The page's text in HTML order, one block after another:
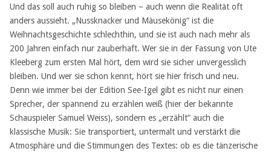
Und das soll auch ruhig so bleiben – auch wenn die Realität oft
anders aussieht. „Nussknacker und Mäusekönig“ ist die
Weihnachtsgeschichte schlechthin, und sie ist auch nach mehr als
200 Jahren einfach nur zauberhaft. Wer sie in der Fassung von Ute
Kleeberg zum ersten Mal hört, dem wird sie sicher unvergesslich
bleiben. Und wer sie schon kennt, hört sie hier frisch und neu.
Denn wie immer bei der Edition See-Igel gibt es nicht nur einen
Sprecher, der spannend zu erzählen weiß (hier der bekannte
Schauspieler Samuel Weiss), sondern es „erzählt“ auch die
klassische Musik: Sie transportiert, untermalt und verstärkt die
Atmosphäre und die Stimmungen des Textes: ob es die tänzerische